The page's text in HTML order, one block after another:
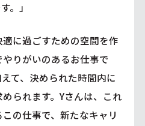
。」
に過ごすための空間を作
りがいのあるお仕事で
て、決められた時間内に
られます。Yさんは、これ
の仕事で、新たなキャリ